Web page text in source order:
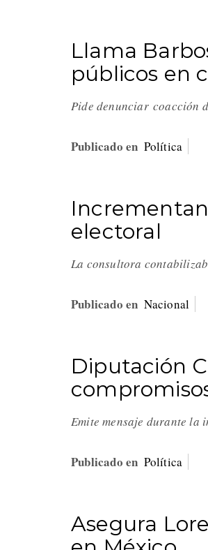
Llama
públicos en
Pide denunciar coacción
Publicado en Política
electoral
La consultora
Publicado en Nacional
Diputación
Emite mensaje durante la
Publicado en Política
Asegura